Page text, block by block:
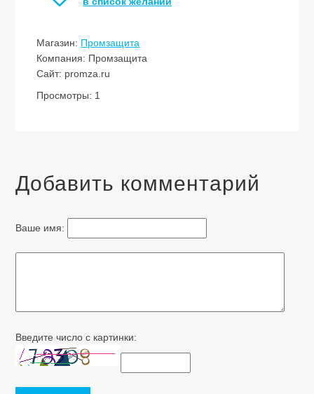
Магазин: Промзащита
Компания: Промзащита
Сайт: promza.ru
Просмотры: 1
Добавить комментарий
Ваше имя:
Введите число с картинки: